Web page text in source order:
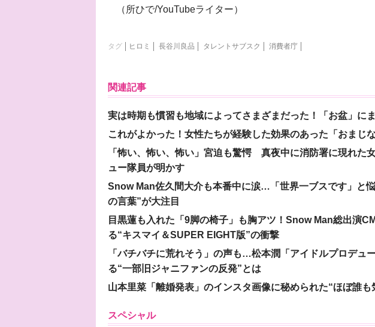
（所ひで/YouTubeライター）
タグ ヒロミ 長谷川良品 タレントサブスク 消費者庁
関連記事
実は時期も慣習も地域によってさまざまだった！「お盆」に
これがよかった！女性たちが経験した効果のあった「おまじ
「怖い、怖い、怖い」宮迫も驚愕 真夜中に消防署に現れた
ュー隊員が明かす
Snow Man佐久間大介も本番中に涙…「世界一ブスです」と
の言葉”が大注目
目黒蓮も入れた「9脚の椅子」も胸アツ！Snow Man総出演
る“キスマイ＆SUPER EIGHT版”の衝撃
「バチバチに荒れそう」の声も…松本潤「アイドルプロデュ
る“一部旧ジャニファンの反発”とは
山本里菜「離婚発表」のインスタ画像に秘められた“ほぼ誰
スペシャル